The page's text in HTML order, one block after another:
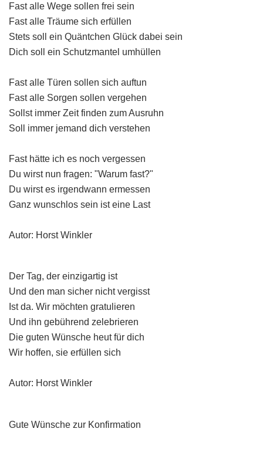
Fast alle Wege sollen frei sein
Fast alle Träume sich erfüllen
Stets soll ein Quäntchen Glück dabei sein
Dich soll ein Schutzmantel umhüllen
Fast alle Türen sollen sich auftun
Fast alle Sorgen sollen vergehen
Sollst immer Zeit finden zum Ausruhn
Soll immer jemand dich verstehen
Fast hätte ich es noch vergessen
Du wirst nun fragen: "Warum fast?"
Du wirst es irgendwann ermessen
Ganz wunschlos sein ist eine Last
Autor: Horst Winkler
Der Tag, der einzigartig ist
Und den man sicher nicht vergisst
Ist da. Wir möchten gratulieren
Und ihn gebührend zelebrieren
Die guten Wünsche heut für dich
Wir hoffen, sie erfüllen sich
Autor: Horst Winkler
Gute Wünsche zur Konfirmation